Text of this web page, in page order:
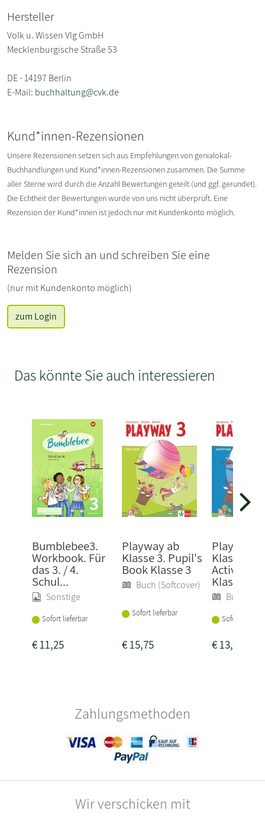
Hersteller
Volk u. Wissen Vlg GmbH
Mecklenburgische Straße 53
DE - 14197 Berlin
E-Mail: buchhaltung@cvk.de
Kund*innen-Rezensionen
Unsere Rezensionen setzen sich aus Empfehlungen von genialokal-
Buchhandlungen und Kund*innen-Rezensionen zusammen. Die Summe
aller Sterne wird durch die Anzahl Bewertungen geteilt (und ggf. gerundet).
Die Echtheit der Bewertungen wurde von uns nicht überprüft. Eine
Rezension der Kund*innen ist jedoch nur mit Kundenkonto möglich.
Melden Sie sich an und schreiben Sie eine
Rezension
(nur mit Kundenkonto möglich)
zum Login
Das könnte Sie auch interessieren
Bumblebee3.
Workbook. Für
das 3. / 4.
Schul...
Sonstige
Sofort lieferbar
€11,25
Playway ab
Klasse 3. Pupil's
Book Klasse 3
Buch (Softcover)
Sofort lieferbar
€15,75
Playway
Klasse 3.
Activity
Klasse 3
Buch
Sofort
€13,95
Zahlungsmethoden
Wir verschicken mit